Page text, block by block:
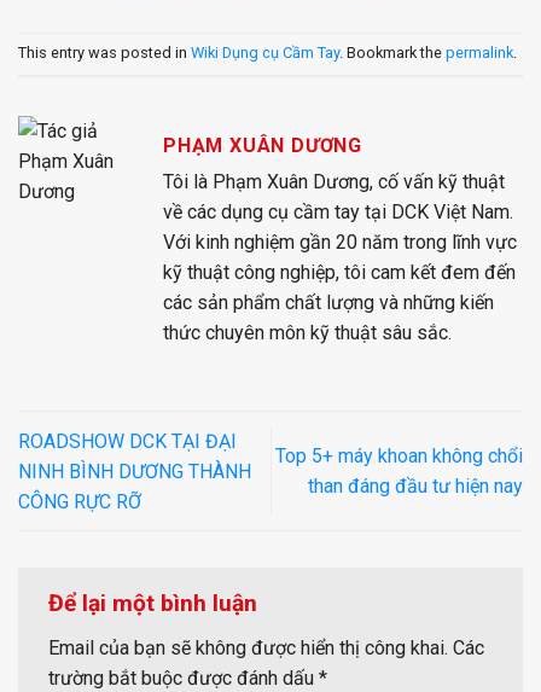
This entry was posted in Wiki Dụng cụ Cầm Tay. Bookmark the permalink
PHẠM XUÂN DƯƠNG
Tôi là Phạm Xuân Dương, cố vấn kỹ thuật
về các dụng cụ cầm tay tại DCK Việt Nam.
Với kinh nghiệm gần 20 năm trong lĩnh vực
kỹ thuật công nghiệp, tôi cam kết đem đến
các sản phẩm chất lượng và những kiến
thức chuyên môn kỹ thuật sâu sắc.
ROADSHOW DCK TẠI ĐẠI
NINH BÌNH DƯƠNG THÀNH
CÔNG RỰC RỠ
Top 5+ máy khoan không chổi
than đáng đầu tư hiện nay
Để lại một bình luận
Email của bạn sẽ không được hiển thị công khai. Các
trường bắt buộc được đánh dấu *